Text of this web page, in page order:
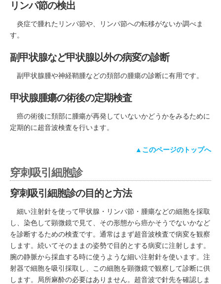
リンパ節の検出
炎症で腫れたリンパ節や、リンパ節への転移がないか調べま
す。
副甲状腺など甲状腺以外の病変の診断
副甲状腺腫や神経鞘腫などの頚部の腫瘍の診断に有用です。
甲状腺腫瘍の術後の定期検査
癌の術後に頚部に腫瘍が再発していないかどうかをみるために
定期的に超音波検査を行います。
▲このページのトップへ
穿刺吸引細胞診
穿刺吸引細胞診の目的と方法
細い注射針を使って甲状腺・リンパ節・腫瘍などの細胞を採取
し、染色して顕微鏡で見て、その形態から癌かそうでないかなど
を診断するための検査です。通常はまず超音波検査で病変を観察
します。続いてそのままの姿勢で目的とする病変に注射します。
腕の静脈から採血する時に使うような細い注射針を使います。注
射器で細胞を吸引採取し、この細胞を顕微鏡で観察して診断に供
します。局所麻酔の必要はありません。超音波で針先を確認しま